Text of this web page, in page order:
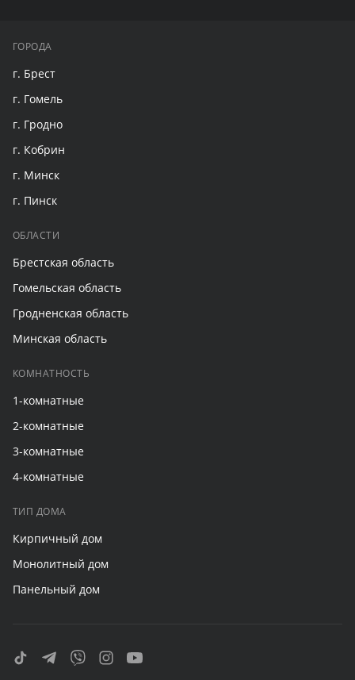
ГОРОДА
г. Брест
г. Гомель
г. Гродно
г. Кобрин
г. Минск
г. Пинск
ОБЛАСТИ
Брестская область
Гомельская область
Гродненская область
Минская область
КОМНАТНОСТЬ
1-комнатные
2-комнатные
3-комнатные
4-комнатные
ТИП ДОМА
Кирпичный дом
Монолитный дом
Панельный дом